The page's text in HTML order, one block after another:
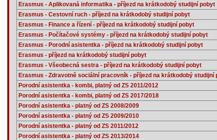
Erasmus - Aplikovaná informatika - příjezd na krátkodobý studijní pobyt
Erasmus - Cestovní ruch - příjezd na krátkodobý studijní pobyt
Erasmus - Finance a řízení - příjezd na krátkodobý studijní pobyt
Erasmus - Počítačové systémy - příjezd na krátkodobý studijní pobyt
Erasmus - Porodní asistentka - příjezd na krátkodobý studijní pobyt
Erasmus - příjezd na krátkodobý studijní pobyt
Erasmus - Všeobecná sestra - příjezd na krátkodobý studijní pobyt
Erasmus - Zdravotně sociální pracovník - příjezd na krátkodobý studijní
Porodní asistentka - kombi, platný od ZS 2011/2012
Porodní asistentka - kombi, platný od ZS 2017/2018
Porodní asistentka - platný od ZS 2008/2009
Porodní asistentka - platný od ZS 2009/2010
Porodní asistentka - platný od ZS 2011/2012
Porodní asistentka - platný od ZS 2013/2014